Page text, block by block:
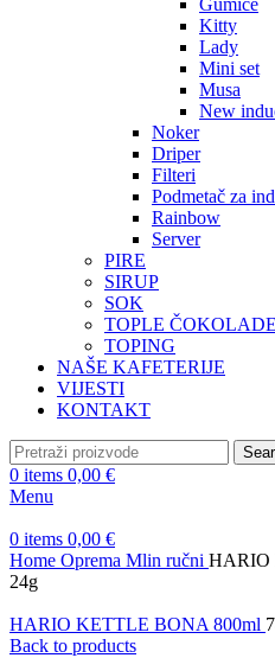
Gumice
Kitty
Lady
Mini set
Musa
New
Noker
Driper
Filteri
Podmetač za
Rainbow
Server
PIRE
SIRUP
SOK
TOPLE ČOKOLADE
TOPING
NAŠE KAFETERIJE
VIJESTI
KONTAKT
0 items 0,00 €
Menu
0 items 0,00 €
Home Oprema Mlin ručni HARIO
24g
HARIO KETTLE BONA 800ml
Back to products